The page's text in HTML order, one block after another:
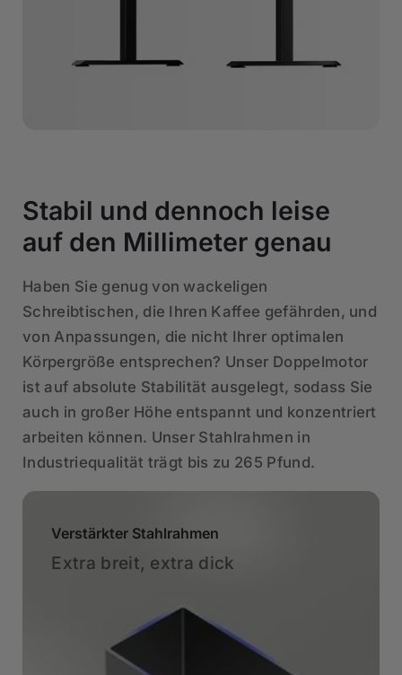
Stabil und dennoch leise
auf den Millimeter genau
Haben Sie genug von wackeligen
Schreibtischen, die Ihren Kaffee gefährden, und
von Anpassungen, die nicht Ihrer optimalen
Körpergröße entsprechen? Unser Doppelmotor
ist auf absolute Stabilität ausgelegt, sodass Sie
auch in großer Höhe entspannt und konzentriert
arbeiten können. Unser Stahlrahmen in
Industriequalität trägt bis zu 265 Pfund.
Verstärkter Stahlrahmen
Extra breit, extra dick